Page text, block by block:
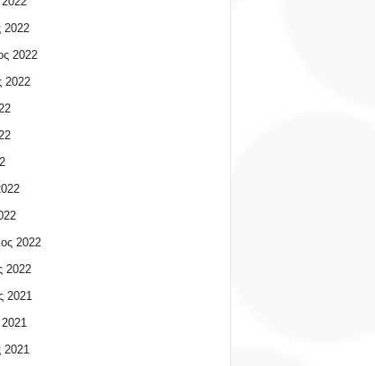
2022
2022
2022
2022
2022
2021
2021